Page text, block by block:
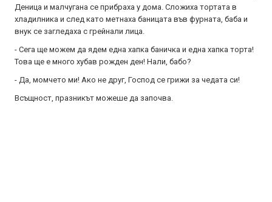
Деница и малчугана се прибраха у дома. Сложиха тортата в
хладилника и след като метнаха баницата във фурната, баба и
внук се загледаха с грейнали лица.
- Сега ще можем да ядем една хапка баничка и една хапка торта!
Това ще е много хубав рожден ден! Нали, бабо?
- Да, момчето ми! Ако не друг, Господ се грижи за чедата си!
Всъщност, празникът можеше да започва.